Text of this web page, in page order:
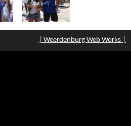
| Weerdenburg Web Works |